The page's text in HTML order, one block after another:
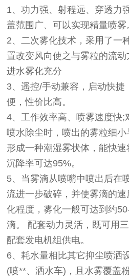
1、功力强、射程远、穿透力
盖范围广、可以实现精量喷雾
2、二次雾化技术，采用了一
置改变风向使之与雾粒的流
进水雾化充分
3、遥控/手动兼容，启动快捷
便，性价比高。
4、工作效率高、喷雾速度快;
喷水除尘时，喷出的雾粒细小
形成一种潮湿雾状体，能快
沉降率可达95%。
5、当雾滴从喷嘴中喷出后在
流进一步破碎，并使雾滴的
化程度，雾化一般可达到约
滴。 配套动力灵活，既可用
配套发电机组供电。
6、耗水量相比其它抑尘喷洒
(喷**、洒水车)，且水雾覆盖